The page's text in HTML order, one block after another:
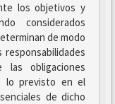
los objetivos y
considerados
de modo
obligaciones
lo previsto en el
de dicho